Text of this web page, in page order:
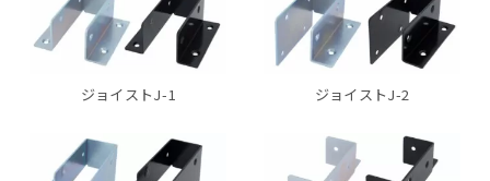
ジョイストJ-1 ジョイストJ-2